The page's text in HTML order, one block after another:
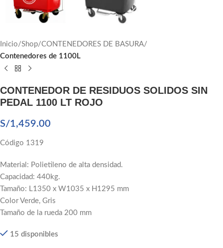
Inicio Shop CONTENEDORES DE BASURA
Contenedores de 1100L
CONTENEDOR DE RESIDUOS SOLIDOS SIN
PEDAL 1100 LT ROJO
S/1,459.00
Código 1319
Material: Polietileno de alta densidad.
Capacidad: 440kg.
Tamaño: L1350 x W1035 x H1295 mm
Color Verde, Gris
Tamaño de la rueda 200 mm
15 disponibles